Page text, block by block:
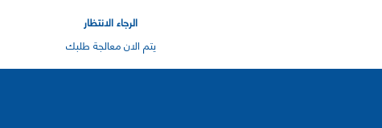
الرجاء الانتظار
يتم الان معالجة طلبك